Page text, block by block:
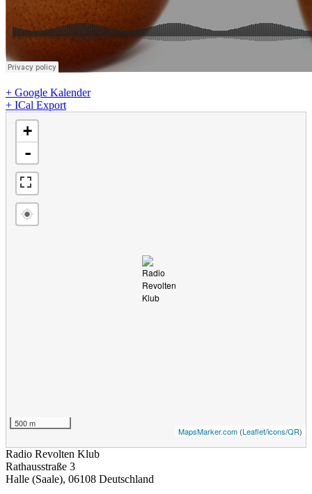
+ Google Kalender
+ ICal Export
Karte wird geladen - bitte warten...
+
-
500 m
MapsMarker.com (Leaflet/icons/QR)
Radio Revolten Klub
Rathausstraße 3
Halle (Saale), 06108 Deutschland